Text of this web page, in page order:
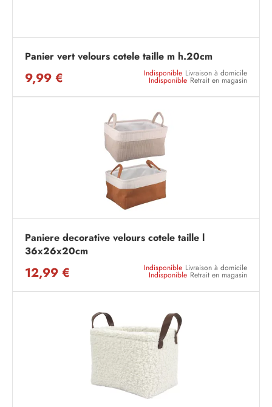
Panier vert velours cotele taille m h.20cm
9,99 € Indisponible Livraison à domicile
Indisponible Retrait en magasin
Paniere decorative velours cotele taille l
36x26x20cm
12,99 € Indisponible Livraison à domicile
Indisponible Retrait en magasin